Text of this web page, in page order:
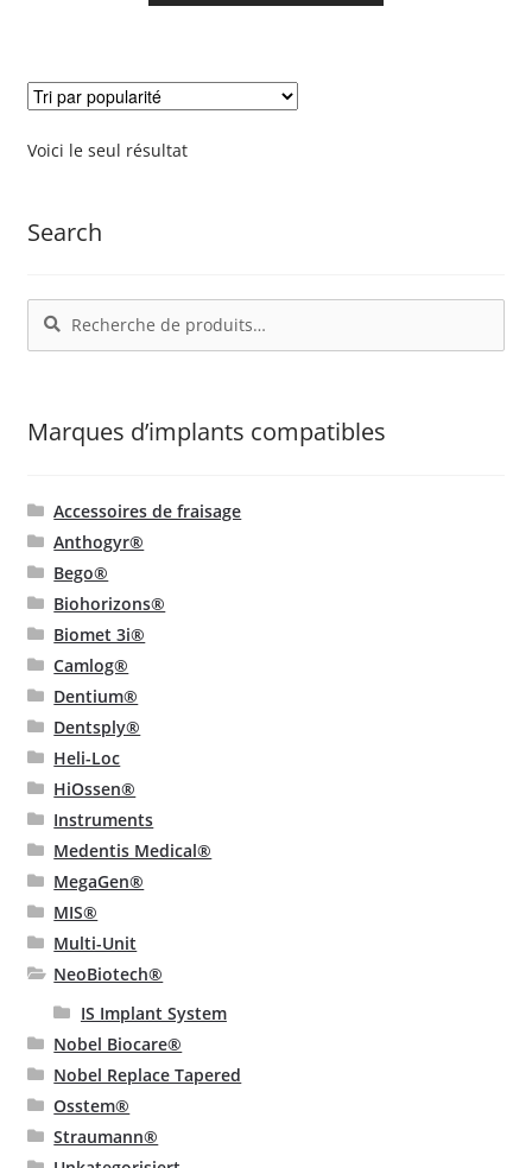
Voici le seul résultat
Search
Recherche
pour :
Recherche
Marques d’implants compatibles
Accessoires de fraisage
Anthogyr®
Bego®
Biohorizons®
Biomet 3i®
Camlog®
Dentium®
Dentsply®
Heli-Loc
HiOssen®
Instruments
Medentis Medical®
MegaGen®
MIS®
Multi-Unit
NeoBiotech®
IS Implant System
Nobel Biocare®
Nobel Replace Tapered
Osstem®
Straumann®